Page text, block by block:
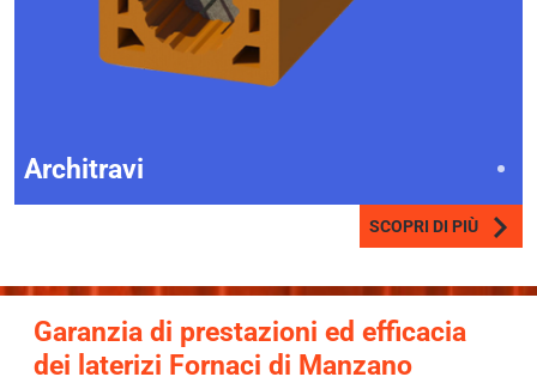
Architravi
SCOPRI DI PIÙ
Garanzia di prestazioni ed efficacia
dei laterizi Fornaci di Manzano